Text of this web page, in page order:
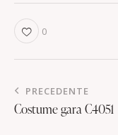
0
PRECEDENTE
Costume gara C4051